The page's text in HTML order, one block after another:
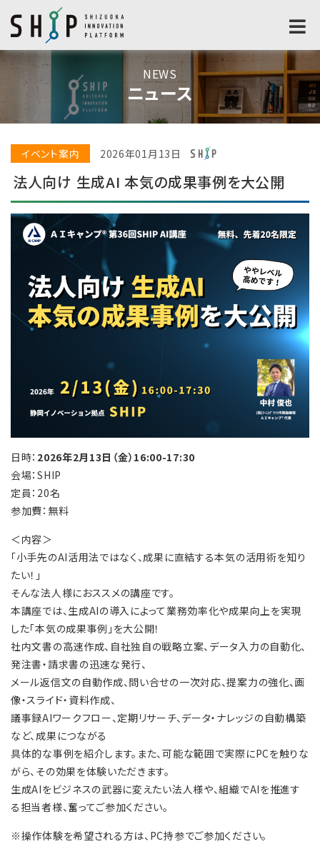
NEWS
ニュース
イベント案内 2026年01月13日
法人向け 生成AI 本気の成果事例を大公開
日時： 2026年2月13日（金）16:00-17:30
会場：SHIP
定員：20名
参加費：無料
＜内容＞
「小手先のAI活用法ではなく、成果に直結する本気の活用術を知り
たい！」
そんな法人様におススメの講座です。
本講座では、生成AIの導入によって業務効率化や成果向上を実現
した「本気の成果事例」を大公開！
社内文書の高速作成、自社独自の戦略立案、データ入力の自動化、
発注書・請求書の迅速な発行、
メール返信文の自動作成、問い合せの一次対応、提案力の強化、画
像・スライド・資料作成、
議事録AIワークフロー、定期リサーチ、データ・ナレッジの自動構築
など、成果につながる
具体的な事例を紹介します。また、可能な範囲で実際にPCを触りな
がら、その効果を体験いただきます。
生成AIをビジネスの武器に変えたい法人様や、組織でAIを推進す
る担当者様、奮ってご参加ください。
※操作体験を希望される方は、PC持参でご参加ください。